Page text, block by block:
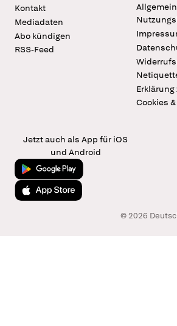
Kontakt
Mediadaten
Abo kündigen
RSS-Feed
Cookies
Jetzt auch als App für iOS
und Android
Jetzt bei Google Play
Laden im App Store
© 2026